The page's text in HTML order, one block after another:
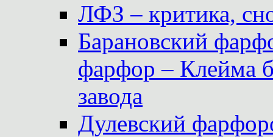
ЛФЗ – критика,
Барановский
фарфор – Клейма
завода
Дулевский